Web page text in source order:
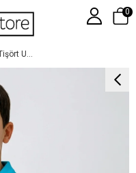
0
Ana-İlk Polo Tişört Uzun Kol/ Krem Mavi Yaka